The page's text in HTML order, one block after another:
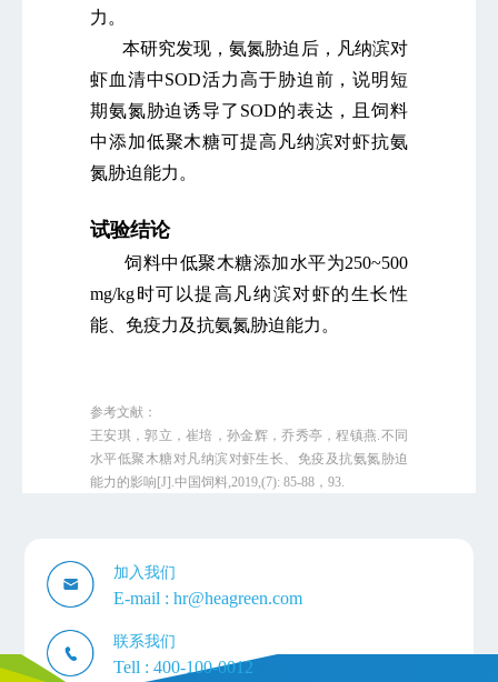
力。
本研究发现，氨氮胁迫后，凡纳滨对
虾血清中SOD活力高于胁迫前，说明短
期氨氮胁迫诱导了SOD的表达，且饲料
中添加低聚木糖可提高凡纳滨对虾抗氨
氮胁迫能力。
试验结论
饲料中低聚木糖添加水平为250~500
mg/kg时可以提高凡纳滨对虾的生长性
能、免疫力及抗氨氮胁迫能力。
参考文献：
王安琪，郭立，崔培，孙金辉，乔秀亭，程镇燕.不同
水平低聚木糖对凡纳滨对虾生长、免疫及抗氨氮胁迫
能力的影响[J].中国饲料,2019,(7): 85-88，93.
加入我们
E-mail :hr@heagreen.com
联系我们
Tell :400-100-0012